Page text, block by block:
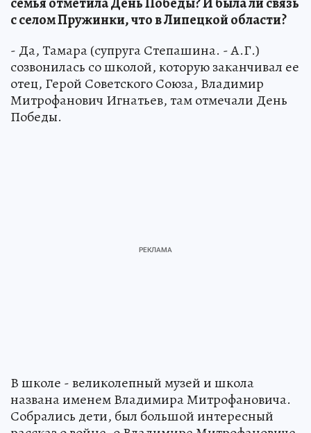
с селом Пружинки, что в Липецкой области?
- Да, Тамара (супруга Степашина. - А.Г.)
созвонилась со школой, которую заканчивал ее
отец, Герой Советского Союза, Владимир
Митрофанович Игнатьев, там отмечали День
Победы.
В школе - великолепный музей и школа
названа именем Владимира Митрофановича.
Собрались дети, был большой интересный